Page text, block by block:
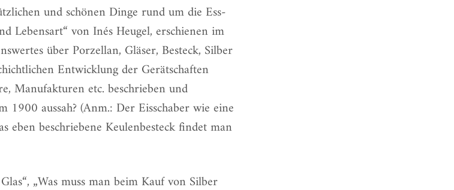
und schönen Dinge rund um die Ess-
Lebensart“von Inés Heugel, erschienen im
über Porzellan, Gläser, Besteck, Silber
Entwicklung der Gerätschaften
Manufakturen etc. beschrieben und
aussah? (Anm.: Der Eisschaber wie eine
eben beschriebene Keulenbesteck findet man
„Was muss man beim Kauf von Silber